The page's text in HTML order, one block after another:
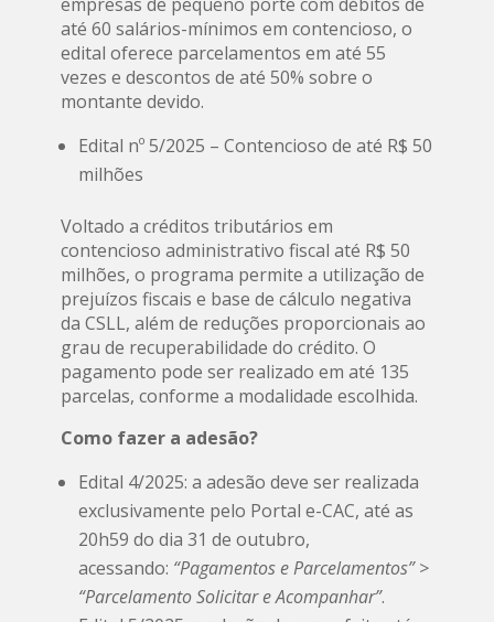
até 60 salários-mínimos em contencioso, o
edital oferece parcelamentos em até 55
vezes e descontos de até 50% sobre o
montante devido.
Edital nº 5/2025 – Contencioso de até R$ 50
milhões
Voltado a créditos tributários em
contencioso administrativo fiscal até R$ 50
milhões, o programa permite a utilização de
prejuízos fiscais e base de cálculo negativa
da CSLL, além de reduções proporcionais ao
grau de recuperabilidade do crédito. O
pagamento pode ser realizado em até 135
parcelas, conforme a modalidade escolhida.
Como fazer a adesão?
Edital 4/2025: a adesão deve ser realizada
exclusivamente pelo Portal e-CAC, até as
20h59 do dia 31 de outubro,
acessando: “Pagamentos e Parcelamentos” >
“Parcelamento Solicitar e Acompanhar”.